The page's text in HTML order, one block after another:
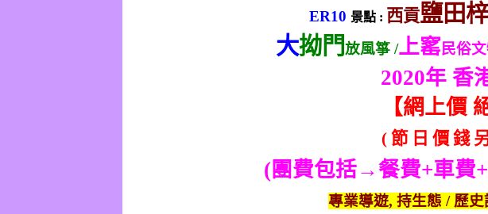
ER10 景點 : 西貢鹽田梓
大拗門放風箏 /上窰 民俗
2020年 香
【網上價
( 節 日 價 錢
(團費包括→餐費+車費+
專業導遊, 持生態 / 歷史